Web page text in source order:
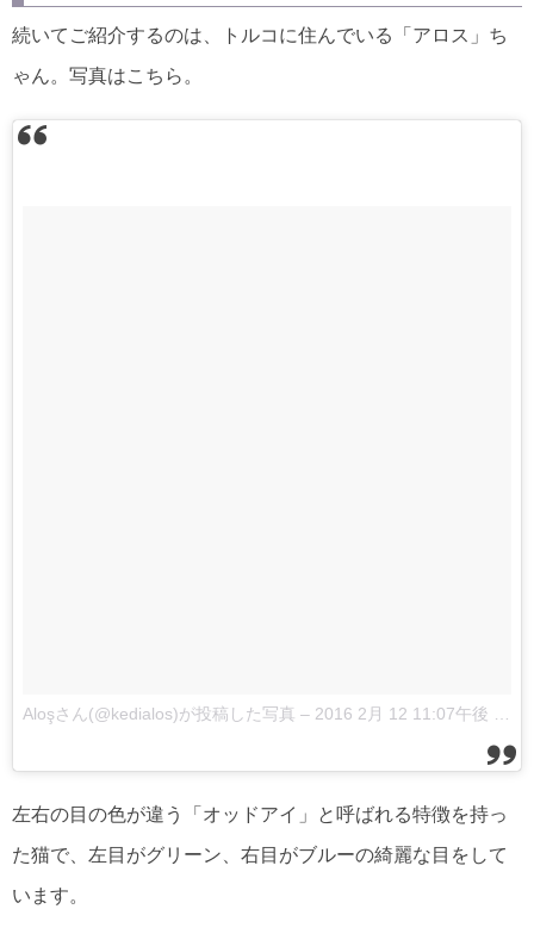
続いてご紹介するのは、トルコに住んでいる「アロス」ち
ゃん。写真はこちら。
Aloşさん(@kedialos)が投稿した写真 – 2016 2月 12 11:07午後 PST
左右の目の色が違う「オッドアイ」と呼ばれる特徴を持っ
た猫で、左目がグリーン、右目がブルーの綺麗な目をして
います。